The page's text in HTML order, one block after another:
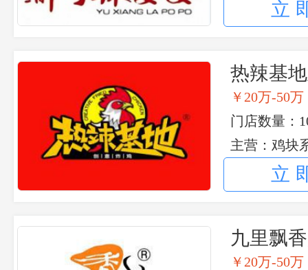
立
热辣基
￥20万-50万
门店数量：
主营：鸡块
系列 热辣
立
九里飘
￥20万-50万